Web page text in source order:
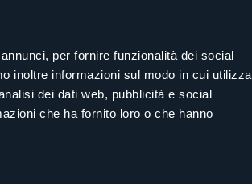
per fornire funzionalità dei social
inoltre informazioni sul modo in cui utilizza
dei dati web, pubblicità e social
che ha fornito loro o che hanno
Seguici sui nostri canali social